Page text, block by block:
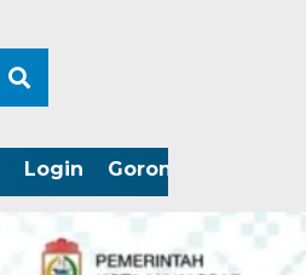
Login Gorontalo